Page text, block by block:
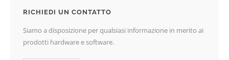
RICHIEDI UN CONTATTO
Siamo a disposizione per qualsiasi informazione in merito ai
prodotti hardware e software.